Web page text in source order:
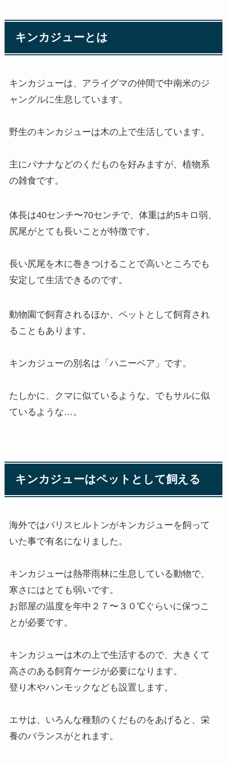
キンカジューとは
キンカジューは、アライグマの仲間で中南米のジ
ャングルに生息しています。
野生のキンカジューは木の上で生活しています。
主にバナナなどのくだものを好みますが、植物系
の雑食です。
体長は40センチ〜70センチで、体重は約5キロ弱、
尻尾がとても長いことが特徴です。
長い尻尾を木に巻きつけることで高いところでも
安定して生活できるのです。
動物園で飼育されるほか、ペットとして飼育され
ることもあります。
キンカジューの別名は「ハニーベア」です。
たしかに、クマに似ているような。でもサルに似
ているような…。
キンカジューはペットとして飼える
海外ではパリスヒルトンがキンカジューを飼って
いた事で有名になりました。
キンカジューは熱帯雨林に生息している動物で、
寒さにはとても弱いです。
お部屋の温度を年中２７〜３０℃ぐらいに保つこ
とが必要です。
キンカジューは木の上で生活するので、大きくて
高さのある飼育ケージが必要になります。
登り木やハンモックなども設置します。
エサは、いろんな種類のくだものをあげると、栄
養のバランスがとれます。